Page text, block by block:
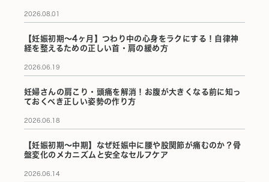
2026.08.01
【妊娠初期〜4ヶ月】つわり中の心身をラクにする！自律神
経を整えるための正しい首・肩の緩め方
2026.06.19
妊婦さんの肩こり・頭痛を解消！お腹が大きくなる前に知っ
ておくべき正しい姿勢の作り方
2026.06.18
【妊娠初期〜中期】なぜ妊娠中に腰や股関節が痛むのか？骨
盤変化のメカニズムと安全なセルフケア
2026.06.14